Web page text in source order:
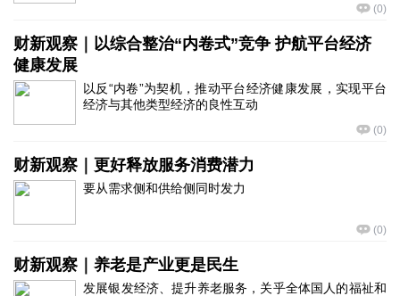
(0)
财新观察｜以综合整治“内卷式”竞争 护航平台经济
健康发展
以反“内卷”为契机，推动平台经济健康发展，实现平台
经济与其他类型经济的良性互动
(0)
财新观察｜更好释放服务消费潜力
要从需求侧和供给侧同时发力
(0)
财新观察｜养老是产业更是民生
发展银发经济、提升养老服务，关乎全体国人的福祉和